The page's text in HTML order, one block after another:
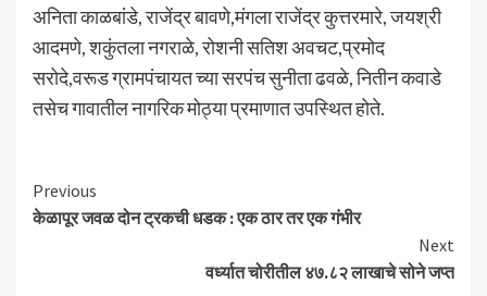
अनिता काळबांडे, राजेंद्र बावणे,मंगला राजेंद्र कुत्तरमारे, जयश्री
आदमणे, शकुंतला नगराळे, रोशनी सतिश अवचट,प्रमोद
सरोदे,वरूड ग्रामपंचायत च्या सरपंच सुनीता ढवळे, नितीन कवाडे
तसेच गावातील नागरिक मोठ्या प्रमाणात उपस्थित होते.
Continue
Reading
Previous
केळापूर जवळ दोन ट्रकची धडक : एक ठार तर एक गंभीर
Next
वर्ध्यात चोरीतील ४७.८२ लाखाचे सोने जप्त